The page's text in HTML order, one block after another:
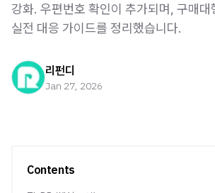
강화. 우편번호 확인이 추가되며, 구매
실전 대응 가이드를 정리했습니다.
리펀디
Jan 27, 2026
Contents